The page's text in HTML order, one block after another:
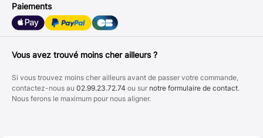
Paiements
Vous avez trouvé moins cher ailleurs ?
Si vous trouvez moins cher ailleurs avant de passer votre commande,
contactez-nous au 02.99.23.72.74 ou sur notre formulaire de contact.
Nous ferons le maximum pour nous aligner.